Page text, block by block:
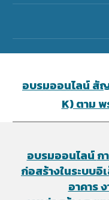
อบรมออนไลน์ สั
K) ตาม
อบรมออนไลน์ก
ก่อสร้างในระบบ
อาคาร